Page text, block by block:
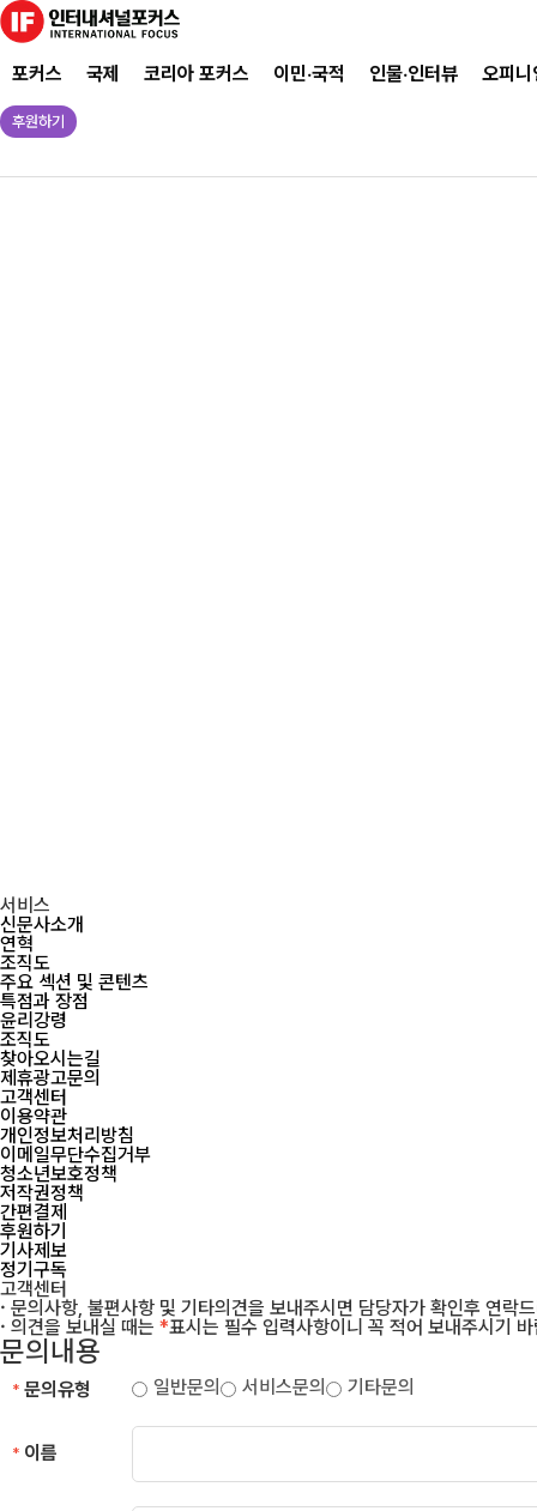
포커스 국제 코리아 포커스 이민·국적 인물·인터뷰 오피니
후원하기
서비스
신문사소개
연혁
조직도
주요 섹션 및 콘텐츠
특점과 장점
윤리강령
조직도
찾아오시는길
제휴광고문의
고객센터
이용약관
개인정보처리방침
이메일무단수집거부
청소년보호정책
저작권정책
간편결제
후원하기
기사제보
정기구독
고객센터
· 문의사항, 불편사항 및 기타의견을 보내주시면 담당자가 확인후 연락
· 의견을 보내실 때는 *표시는 필수 입력사항이니 꼭 적어 보내주시기
문의내용
* 문의유형 일반문의 서비스문의 기타문의
* 이름